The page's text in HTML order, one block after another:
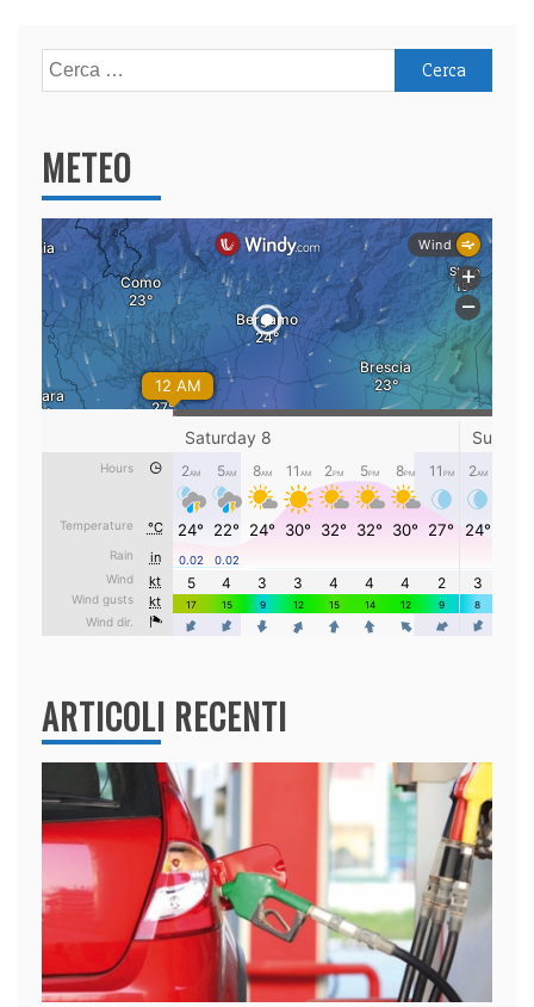
Ricerca
per:
METEO
ARTICOLI RECENTI